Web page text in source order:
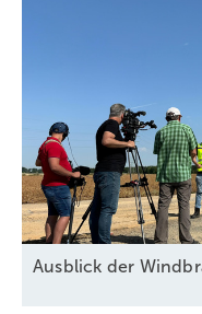
Ausblick der